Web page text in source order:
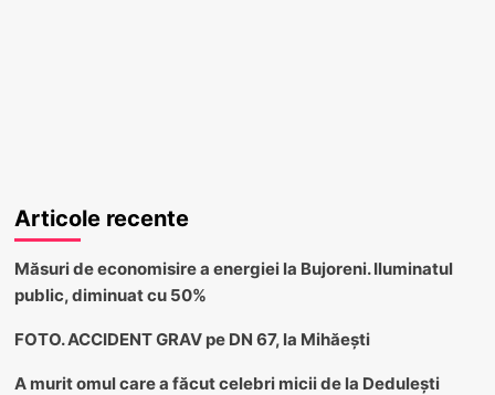
Articole recente
Măsuri de economisire a energiei la Bujoreni. Iluminatul
public, diminuat cu 50%
FOTO. ACCIDENT GRAV pe DN 67, la Mihăești
A murit omul care a făcut celebri micii de la Dedulești